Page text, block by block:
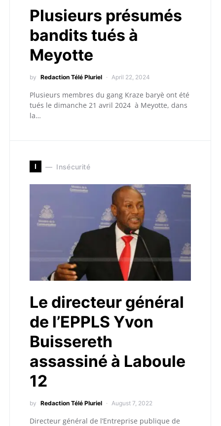
Plusieurs présumés
bandits tués à
Meyotte
by Redaction Télé Pluriel April 22, 2024
Plusieurs membres du gang Kraze baryè ont été
tués le dimanche 21 avril 2024 à Meyotte, dans
la…
I Insécurité
Le directeur général
de l’EPPLS Yvon
Buissereth
assassiné à Laboule
12
by Redaction Télé Pluriel August 7, 2022
Directeur général de l’Entreprise publique de